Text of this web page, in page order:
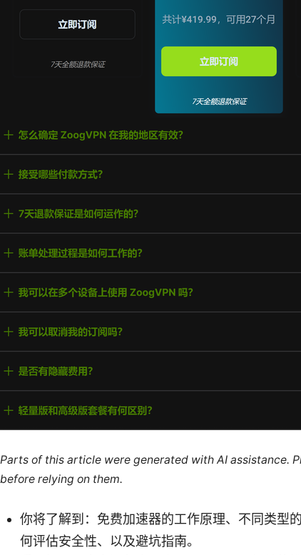
Parts of this article were generated with AI assistance.
before relying on them.
你将了解到：免费加速器的工作原理、不同类型
何评估安全性、以及避坑指南。